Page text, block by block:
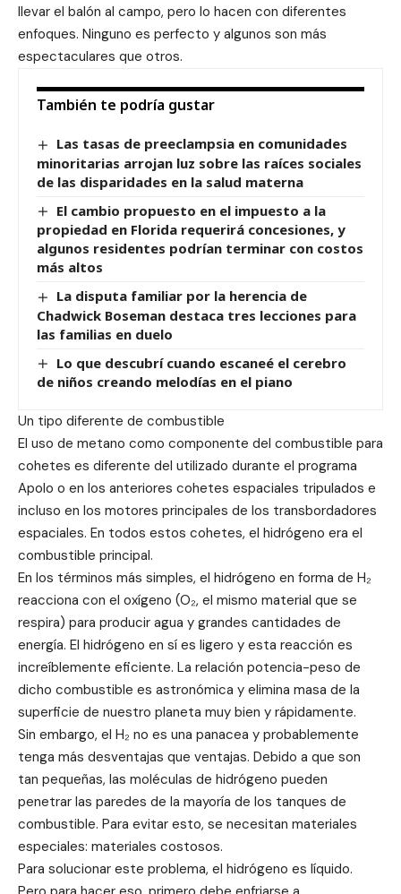
llevar el balón al campo, pero lo hacen con diferentes
enfoques. Ninguno es perfecto y algunos son más
espectaculares que otros.
También te podría gustar
Las tasas de preeclampsia en comunidades
minoritarias arrojan luz sobre las raíces sociales
de las disparidades en la salud materna
El cambio propuesto en el impuesto a la
propiedad en Florida requerirá concesiones, y
algunos residentes podrían terminar con costos
más altos
La disputa familiar por la herencia de
Chadwick Boseman destaca tres lecciones para
las familias en duelo
Lo que descubrí cuando escaneé el cerebro
de niños creando melodías en el piano
Un tipo diferente de combustible
El uso de metano como componente del combustible para
cohetes es diferente del utilizado durante el programa
Apolo o en los anteriores cohetes espaciales tripulados e
incluso en los motores principales de los transbordadores
espaciales. En todos estos cohetes, el hidrógeno era el
combustible principal.
En los términos más simples, el hidrógeno en forma de H₂
reacciona con el oxígeno (O₂, el mismo material que se
respira) para producir agua y grandes cantidades de
energía. El hidrógeno en sí es ligero y esta reacción es
increíblemente eficiente. La relación potencia-peso de
dicho combustible es astronómica y elimina masa de la
superficie de nuestro planeta muy bien y rápidamente.
Sin embargo, el H₂ no es una panacea y probablemente
tenga más desventajas que ventajas. Debido a que son
tan pequeñas, las moléculas de hidrógeno pueden
penetrar las paredes de la mayoría de los tanques de
combustible. Para evitar esto, se necesitan materiales
especiales: materiales costosos.
Para solucionar este problema, el hidrógeno es líquido.